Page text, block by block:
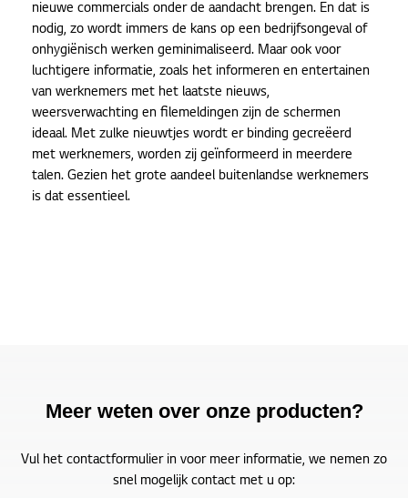
nieuwe commercials onder de aandacht brengen. En dat is
nodig, zo wordt immers de kans op een bedrijfsongeval of
onhygiënisch werken geminimaliseerd. Maar ook voor
luchtigere informatie, zoals het informeren en entertainen
van werknemers met het laatste nieuws,
weersverwachting en filemeldingen zijn de schermen
ideaal. Met zulke nieuwtjes wordt er binding gecreëerd
met werknemers, worden zij geïnformeerd in meerdere
talen. Gezien het grote aandeel buitenlandse werknemers
is dat essentieel.
Meer weten over onze producten?
Vul het contactformulier in voor meer informatie, we nemen zo
snel mogelijk contact met u op: